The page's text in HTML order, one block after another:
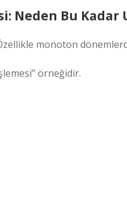
Neden Bu Kadar
monoton
örneğidir.